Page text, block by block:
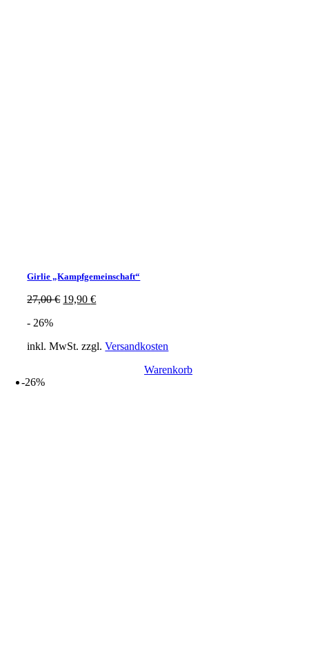
Girlie „Kampfgemeinschaft“
27,00€ Ursprünglicher
19,90€Aktueller
- 26%
inkl. MwSt. zzgl.Versandkosten
Warenkorb
-26%